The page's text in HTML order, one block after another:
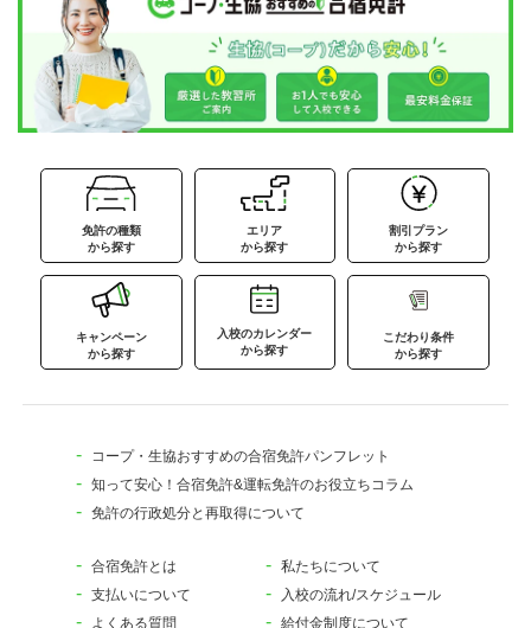
免許の種類
から探す
エリア
から探す
割引プラン
から探す
キャンペーン
から探す
入校のカレンダー
から探す
こだわり条件
から探す
コープ・生協おすすめの合宿免許パンフレット
知って安心！合宿免許&運転免許のお役立ちコラム
免許の行政処分と再取得について
合宿免許とは
私たちについて
支払いについて
入校の流れ/スケジュール
よくある質問
給付金制度について